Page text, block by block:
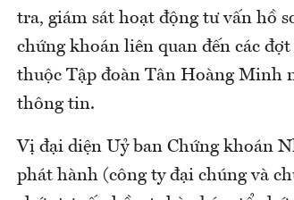
tra, giám sát hoạt động tư vấn hồ
chứng khoán liên quan đến các
thuộc Tập đoàn Tân Hoàng Minh
thông tin.
Vị đại diện Uỷ ban Chứng khoán
phát hành (công ty đại chúng và